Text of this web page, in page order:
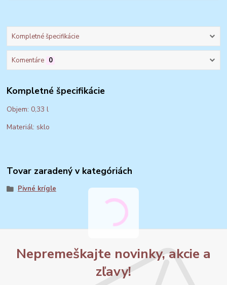
Kompletné špecifikácie
Komentáre 0
Kompletné špecifikácie
Objem: 0,33 l
Materiál: sklo
Tovar zaradený v kategóriách
Pivné krígle
Nepremeškajte novinky, akcie a
zľavy!